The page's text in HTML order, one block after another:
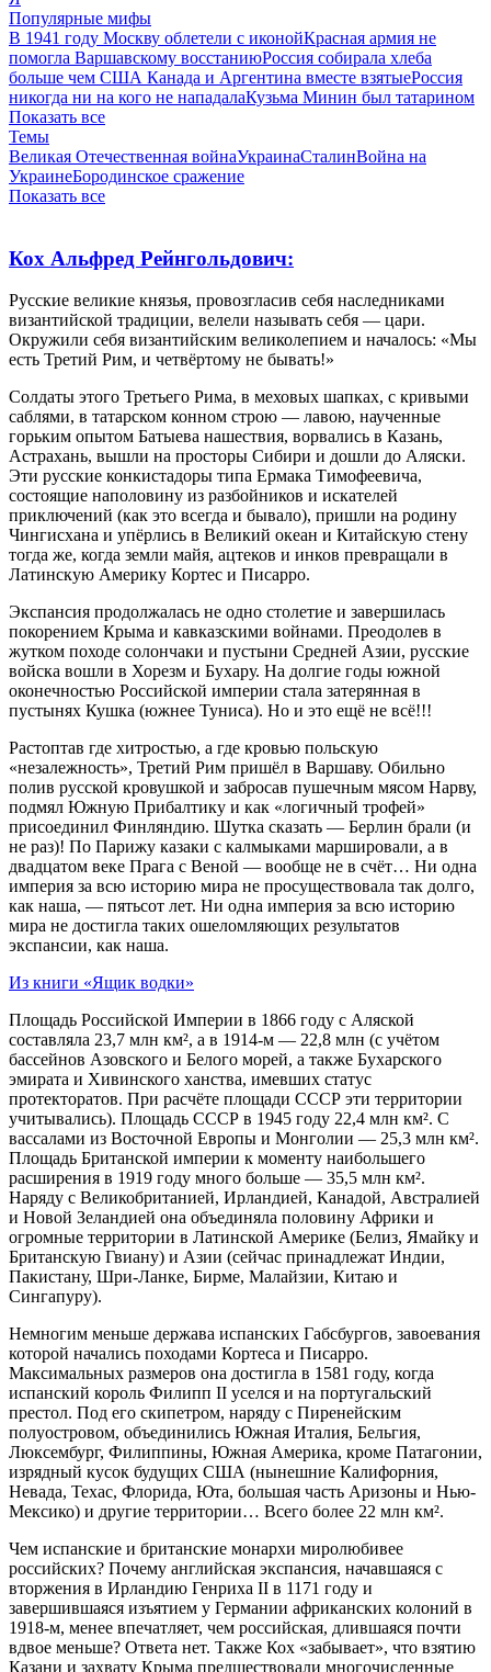
Популярные мифы
В 1941 году Москву облетели с иконойКрасная армия не
помогла Варшавскому восстаниюРоссия собирала хлеба
больше чем США Канада и Аргентина вместе взятыеРоссия
никогда ни на кого не нападалаКузьма Минин был татарином
Показать все
Темы
Великая Отечественная войнаУкраинаСталинВойна на
УкраинеБородинское сражение
Показать все
Кох Альфред Рейнгольдович:
Русские великие князья, провозгласив себя наследниками
византийской традиции, велели называть себя — цари.
Окружили себя византийским великолепием и началось: «Мы
есть Третий Рим, и четвёртому не бывать!»
Солдаты этого Третьего Рима, в меховых шапках, с кривыми
саблями, в татарском конном строю — лавою, наученные
горьким опытом Батыева нашествия, ворвались в Казань,
Астрахань, вышли на просторы Сибири и дошли до Аляски.
Эти русские конкистадоры типа Ермака Тимофеевича,
состоящие наполовину из разбойников и искателей
приключений (как это всегда и бывало), пришли на родину
Чингисхана и упёрлись в Великий океан и Китайскую стену
тогда же, когда земли майя, ацтеков и инков превращали в
Латинскую Америку Кортес и Писарро.
Экспансия продолжалась не одно столетие и завершилась
покорением Крыма и кавказскими войнами. Преодолев в
жутком походе солончаки и пустыни Средней Азии, русские
войска вошли в Хорезм и Бухару. На долгие годы южной
оконечностью Российской империи стала затерянная в
пустынях Кушка (южнее Туниса). Но и это ещё не всё!!!
Растоптав где хитростью, а где кровью польскую
«незалежность», Третий Рим пришёл в Варшаву. Обильно
полив русской кровушкой и забросав пушечным мясом Нарву,
подмял Южную Прибалтику и как «логичный трофей»
присоединил Финляндию. Шутка сказать — Берлин брали (и
не раз)! По Парижу казаки с калмыками маршировали, а в
двадцатом веке Прага с Веной — вообще не в счёт… Ни одна
империя за всю историю мира не просуществовала так долго,
как наша, — пятьсот лет. Ни одна империя за всю историю
мира не достигла таких ошеломляющих результатов
экспансии, как наша.
Из книги «Ящик водки»
Площадь Российской Империи в 1866 году с Аляской
составляла 23,7 млн км², а в 1914-м — 22,8 млн (с учётом
бассейнов Азовского и Белого морей, а также Бухарского
эмирата и Хивинского ханства, имевших статус
протекторатов. При расчёте площади СССР эти территории
учитывались). Площадь СССР в 1945 году 22,4 млн км². С
вассалами из Восточной Европы и Монголии — 25,3 млн км².
Площадь Британской империи к моменту наибольшего
расширения в 1919 году много больше — 35,5 млн км².
Наряду с Великобританией, Ирландией, Канадой, Австралией
и Новой Зеландией она объединяла половину Африки и
огромные территории в Латинской Америке (Белиз, Ямайку и
Британскую Гвиану) и Азии (сейчас принадлежат Индии,
Пакистану, Шри-Ланке, Бирме, Малайзии, Китаю и
Сингапуру).
Немногим меньше держава испанских Габсбургов, завоевания
которой начались походами Кортеса и Писарро.
Максимальных размеров она достигла в 1581 году, когда
испанский король Филипп II уселся и на португальский
престол. Под его скипетром, наряду с Пиренейским
полуостровом, объединились Южная Италия, Бельгия,
Люксембург, Филиппины, Южная Америка, кроме Патагонии,
изрядный кусок будущих США (нынешние Калифорния,
Невада, Техас, Флорида, Юта, большая часть Аризоны и Нью-
Мексико) и другие территории… Всего более 22 млн км².
Чем испанские и британские монархи миролюбивее
российских? Почему английская экспансия, начавшаяся с
вторжения в Ирландию Генриха II в 1171 году и
завершившаяся изъятием у Германии африканских колоний в
1918-м, менее впечатляет, чем российская, длившаяся почти
вдвое меньше? Ответа нет. Также Кох «забывает», что взятию
Казани и захвату Крыма предшествовали многочисленные